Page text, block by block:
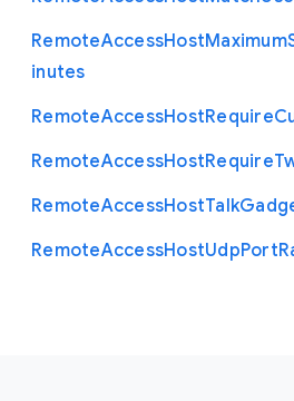
RemoteAccessHostMaximum
inutes
RemoteAccessHostRequire
RemoteAccessHostRequire
RemoteAccessHostTalk
RemoteAccessHostUdpPort